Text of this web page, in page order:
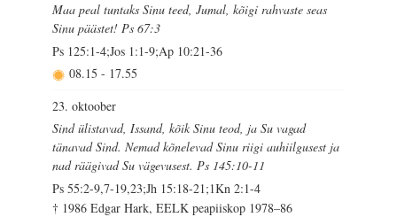
Maa peal tuntaks Sinu teed, Jumal, kõigi rahvaste seas
Sinu päästet! Ps 67:3
Ps 125:1-4;Jos 1:1-9;Ap 10:21-36
08.15 - 17.55
23. oktoober
Sind ülistavad, Issand, kõik Sinu teod, ja Su vagad
tänavad Sind. Nemad kõnelevad Sinu riigi auhiilgusest ja
nad räägivad Su vägevusest. Ps 145:10-11
Ps 55:2-9,7-19,23;Jh 15:18-21;1Kn 2:1-4
† 1986 Edgar Hark, EELK peapiiskop 1978–86